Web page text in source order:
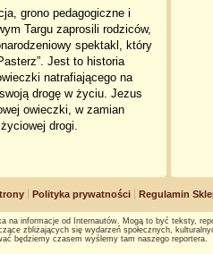
grono pedagogiczne i
Targu zaprosili rodziców,
spektakl, który
Jest to historia
natrafiającego na
drogę w życiu. Jezus
owieczki, w zamian
drogi.
Polityka prywatności Regulamin
na informacje od Internautów. Mogą to być teksty,
zbliżających się wydarzeń społecznych,
będziemy czasem wyślemy tam naszego reportera.